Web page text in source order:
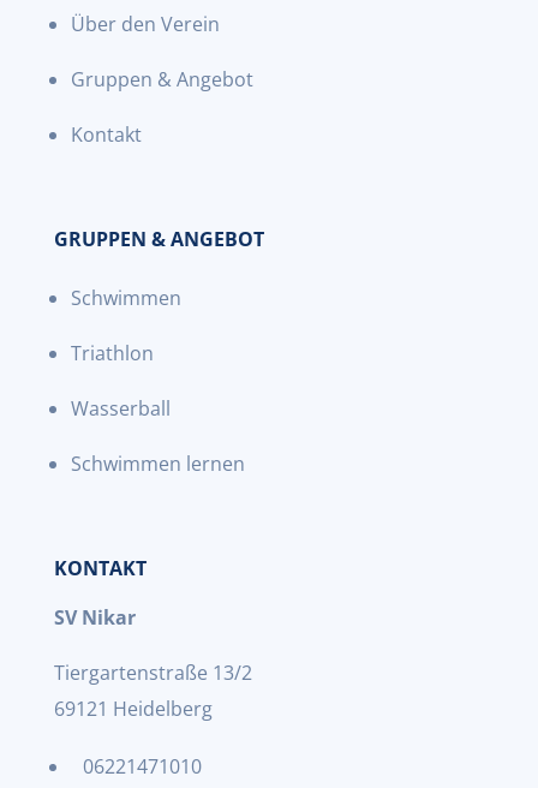
Über den Verein
Gruppen & Angebot
Kontakt
GRUPPEN & ANGEBOT
Schwimmen
Triathlon
Wasserball
Schwimmen lernen
KONTAKT
SV Nikar
Tiergartenstraße 13/2
69121 Heidelberg
06221471010